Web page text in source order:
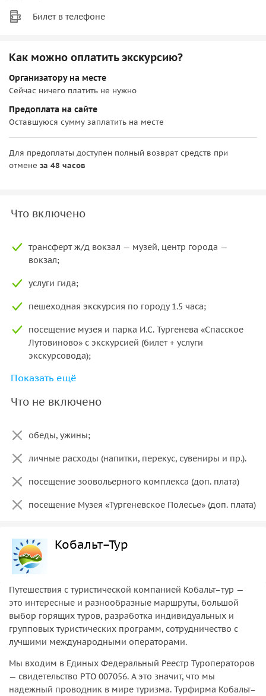
Билет в телефоне
Как можно оплатить экскурсию?
Организатору на месте
Сейчас ничего платить не нужно
Предоплата на сайте
Оставшуюся сумму заплатить на месте
Для предоплаты доступен полный возврат средств при
отмене за 48 часов
Что включено
трансферт ж/д вокзал — музей, центр города —
вокзал;
услуги гида;
пешеходная экскурсия по городу 1.5 часа;
посещение музея и парка И.С. Тургенева «Спасское
Лутовиново» с экскурсией (билет + услуги
экскурсовода);
экскурсия в Орловское полесье;
завтрак;
Показать ещё
Что не включено
обеды, ужины;
личные расходы (напитки, перекус, сувениры и пр.).
посещение зоовольерного комплекса (доп. плата)
посещение Музея «Тургеневское Полесье» (доп. плата)
Кобальт–Тур
Путешествия с туристической компанией Кобальт–тур —
это интересные и разнообразные маршруты, большой
выбор горящих туров, разработка индивидуальных и
групповых туристических программ, сотрудничество с
лучшими международными операторами.
Мы входим в Единых Федеральный Реестр Туроператоров
— свидетельство РТО 007056. А это значит, что мы
надежный проводник в мире туризма. Турфирма Кобальт–